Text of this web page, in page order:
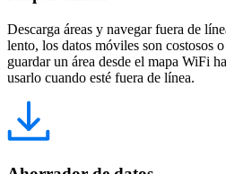
Descarga áreas y navegar fuera de
lento, los datos móviles son costosos
guardar un área desde el mapa WiFi
usarlo cuando esté fuera de línea.